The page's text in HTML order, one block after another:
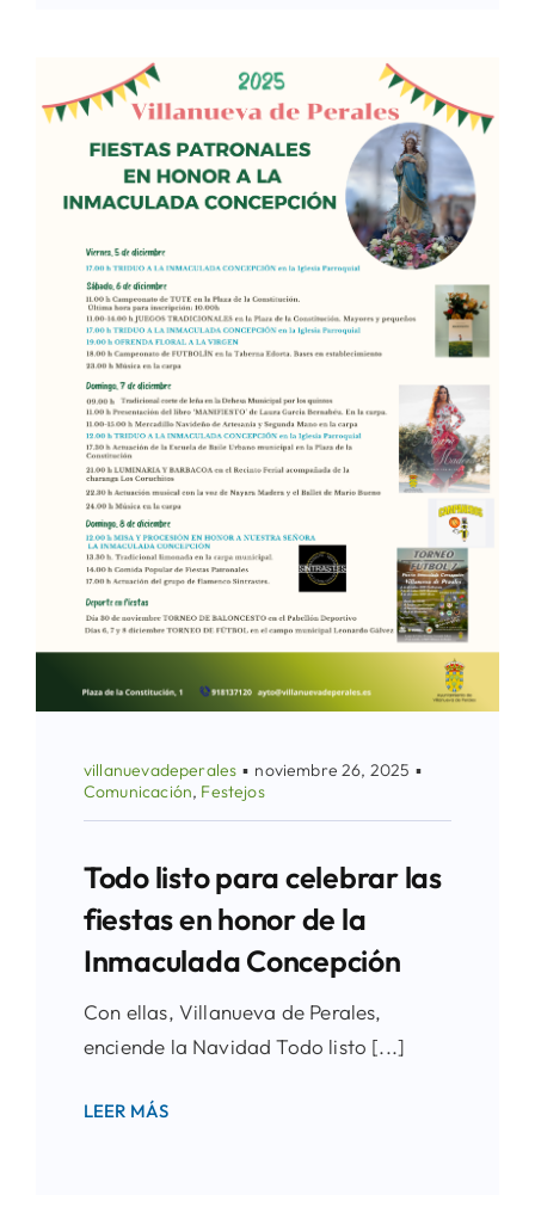
villanuevadeperales ▪ noviembre 26, 2025 ▪
Comunicación, Festejos
Todo listo para celebrar las
fiestas en honor de la
Inmaculada Concepción
Con ellas, Villanueva de Perales,
enciende la Navidad Todo listo [...]
LEER MÁS